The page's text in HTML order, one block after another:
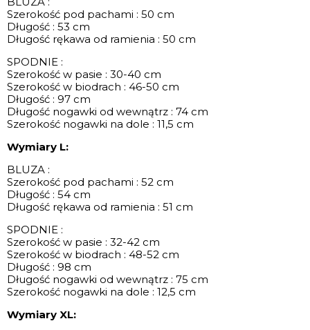
Szerokość pod pachami : 50 cm
Długość : 53 cm
Długość rękawa od ramienia : 50 cm
SPODNIE :
Szerokość w pasie : 30-40 cm
Szerokość w biodrach : 46-50 cm
Długość : 97 cm
Długość nogawki od wewnątrz : 74 cm
Szerokość nogawki na dole : 11,5 cm
Wymiary L:
BLUZA :
Szerokość pod pachami : 52 cm
Długość : 54 cm
Długość rękawa od ramienia : 51 cm
SPODNIE :
Szerokość w pasie : 32-42 cm
Szerokość w biodrach : 48-52 cm
Długość : 98 cm
Długość nogawki od wewnątrz : 75 cm
Szerokość nogawki na dole : 12,5 cm
Wymiary XL: